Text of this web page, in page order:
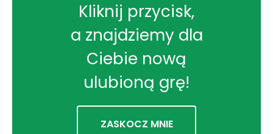
Kliknij przycisk,
a znajdziemy dla
Ciebie nową
ulubioną grę!
ZASKOCZ MNIE